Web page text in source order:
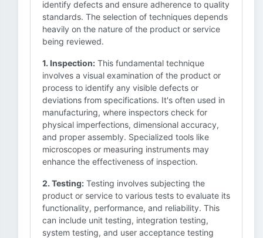
identify defects and ensure adherence to quality
standards. The selection of techniques depends
heavily on the nature of the product or service
being reviewed.
1. Inspection: This fundamental technique
involves a visual examination of the product or
process to identify any visible defects or
deviations from specifications. It's often used in
manufacturing, where inspectors check for
physical imperfections, dimensional accuracy,
and proper assembly. Specialized tools like
microscopes or measuring instruments may
enhance the effectiveness of inspection.
2. Testing: Testing involves subjecting the
product or service to various tests to evaluate its
functionality, performance, and reliability. This
can include unit testing, integration testing,
system testing, and user acceptance testing